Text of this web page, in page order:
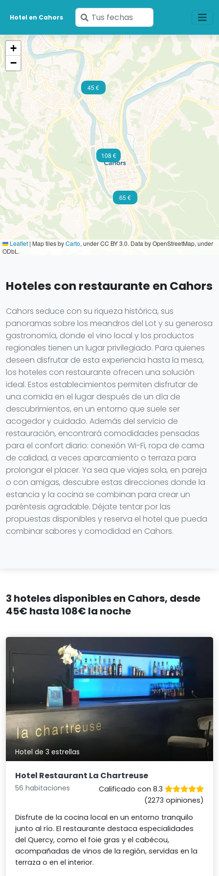
Hotel en Cahors
Ingresa
tus
fechas
65 €
108 €
45 €
+
−
Leaflet | Map tiles byCarto, under CC BY 3.0. Data by OpenStreetMap, under
ODbL.
Hoteles con restaurante en Cahors
Cahors seduce con su riqueza histórica, sus
panoramas sobre los meandros del Lot y su generosa
gastronomía, donde el vino local y los productos
regionales tienen un lugar privilegiado. Para quienes
deseen disfrutar de esta experiencia hasta la mesa,
los hoteles con restaurante ofrecen una solución
ideal. Estos establecimientos permiten disfrutar de
una comida en el lugar después de un día de
descubrimientos, en un entorno que suele ser
acogedor y cuidado. Además del servicio de
restauración, encontrará comodidades pensadas
para el confort diario: conexión Wi-Fi, ropa de cama
de calidad, a veces aparcamiento o terraza para
prolongar el placer. Ya sea que viajes sola, en pareja
o con amigas, descubre estas direcciones donde la
estancia y la cocina se combinan para crear un
paréntesis agradable. Déjate tentar por las
propuestas disponibles y reserva el hotel que pueda
combinar sabores y comodidad en Cahors.
3 hoteles disponibles en Cahors, desde
45€ hasta 108€ la noche
Hotel de 3 estrellas
Hotel Restaurant La Chartreuse
56 habitaciones
Calificado con 8.3
(2273 opiniones)
Disfrute de la cocina local en un entorno tranquilo
junto al río. El restaurante destaca especialidades
del Quercy, como el foie gras y el cabécou,
acompañadas de vinos de la región, servidas en la
terraza o en el interior.